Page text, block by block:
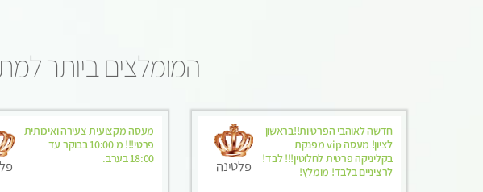
המומלצים ביותר
חדשה לאוהבי הפרטיות!!בראשון
לציון! מעסה vip מפנקת
בקליניקה פרטית לחלוטין!!! לבד!
לרציניים בלבד! מומלץ!
פלטינה
מעסה מקצועית צעירה ואיכותית
פרטי!!! מ 10:00 בבוקר עד
18:00 בערב.